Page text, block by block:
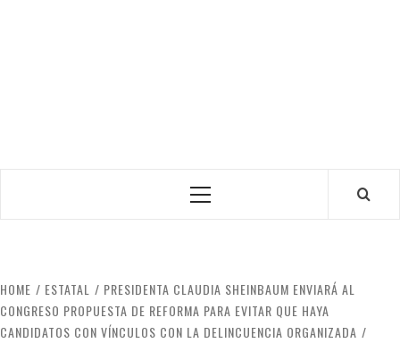
Primary
HOME ESTATAL
PRESIDENTA CLAUDIA SHEINBAUM ENVIARÁ AL
CONGRESO PROPUESTA DE REFORMA PARA EVITAR QUE HAYA
CANDIDATOS CON VÍNCULOS CON LA DELINCUENCIA ORGANIZADA